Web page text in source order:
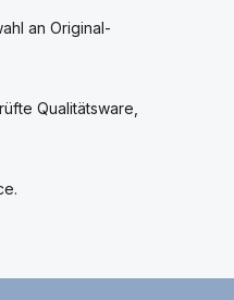
an Original-
Qualitätsware,